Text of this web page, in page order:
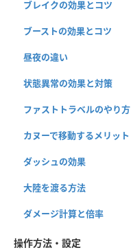
ブレイクの効果とコツ
ブーストの効果とコツ
昼夜の違い
状態異常の効果と対策
ファストトラベルのやり方
カヌーで移動するメリット
ダッシュの効果
大陸を渡る方法
ダメージ計算と倍率
操作方法・設定